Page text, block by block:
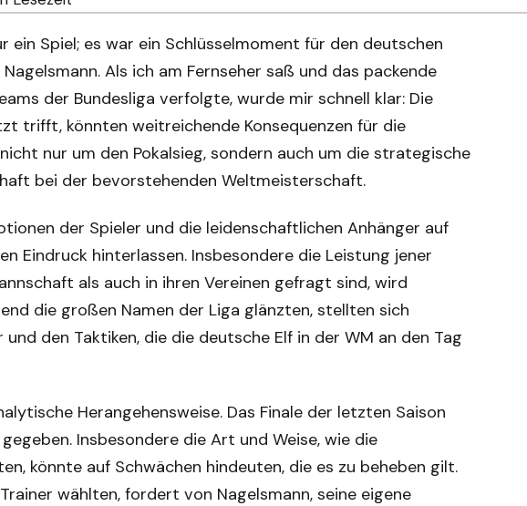
ein Spiel; es war ein Schlüsselmoment für den deutschen
Als ich am Fernseher saß und das packende
der Bundesliga verfolgte, wurde mir schnell klar: Die
trifft, könnten weitreichende Konsequenzen für die
nur um den Pokalsieg, sondern auch um die strategische
bei der bevorstehenden Weltmeisterschaft.
der Spieler und die leidenschaftlichen Anhänger auf
Eindruck hinterlassen. Insbesondere die Leistung jener
als auch in ihren Vereinen gefragt sind, wird
die großen Namen der Liga glänzten, stellten sich
den Taktiken, die die deutsche Elf in der WM an den Tag
Herangehensweise. Das Finale der letzten Saison
Insbesondere die Art und Weise, wie die
könnte auf Schwächen hindeuten, die es zu beheben gilt.
wählten, fordert von Nagelsmann, seine eigene